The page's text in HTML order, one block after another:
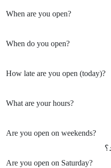
When are you open?
When do you open?
How late are you open (today)?
What are your hours?
Are you open on weekends?
Are you open on Saturday?